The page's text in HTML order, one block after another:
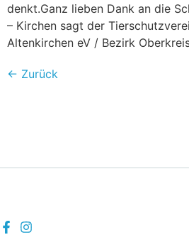
denkt.Ganz lieben Dank an die
– Kirchen sagt der
Altenkirchen eV / Bezirk
← Zurück